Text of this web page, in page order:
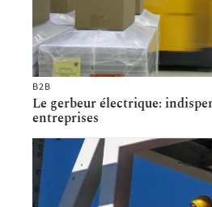
B2B
Le gerbeur électrique:
entreprises